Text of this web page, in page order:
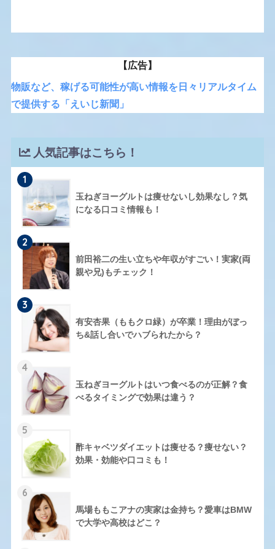
【広告】
物販など、稼げる可能性が高い情報を日々リアルタイム
で提供する「えいじ新聞」
人気記事はこちら！
1
玉ねぎヨーグルトは痩せないし効果なし？気
になる口コミ情報も！
2
前田裕二の生い立ちや年収がすごい！実家(両
親や兄)もチェック！
3
有安杏果（ももクロ緑）が卒業！理由がぼっ
ち&話し合いでハブられたから？
4
玉ねぎヨーグルトはいつ食べるのが正解？食
べるタイミングで効果は違う？
5
酢キャベツダイエットは痩せる？痩せない？
効果・効能や口コミも！
6
馬場ももこアナの実家は金持ち？愛車はBMW
で大学や高校はどこ？